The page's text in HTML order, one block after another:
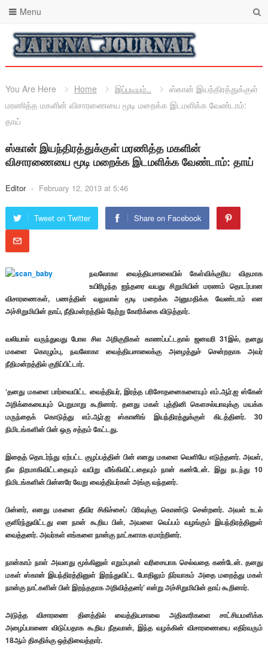
Menu
You Are Here Home இப்படியும்..
ஸ்கான் இயந்திரத்துக்குள்
மரணித்த மகளின் விசாரணையை மூடி மறைக்க இடமளிக்க வேண்டாம்:
தாய்
ஸ்கான் இயந்திரத்துக்குள் மரணித்த மகளின்
விசாரணையை மூடி மறைக்க இடமளிக்க வேண்டாம்: தாய்
Editor - February 12, 2013 at 5:46
Tweet on Twitter Share on Facebook
நவலோகா வைத்தியசாலையில் கேள்விக்குரிய விதமாக
உயிரிழந்த ஐந்தரை வயது சிறுமியின் மரணம் தொடர்பான
விசாரணைகள், பணத்தின் வலுவால் மூடி மறைக்க அனுமதிக்க வேண்டாம் என
அச்சிறுமியின் தாய், நீதிமன்றத்தில் நேற்று கோரிக்கை விடுத்தார்.
வலியால் வருந்துவது போல சில அறிகுறிகள் காணப்பட்டதால் ஜனவரி 31இல், தனது
மகளை கொழும்பு, நவலோகா வைத்தியசாலைக்கு அழைத்துச் சென்றதாக அவர்
நீதிமன்றத்தில் குறிப்பிட்டார்.
‘தனது மகளை பார்வையிட்ட வைத்தியர், இரத்த பரிசோதனைகளையும் எம்.ஆர்.ஐ ஸ்கேன்
அறிக்கையையும் பெறுமாறு கூறினார். தனது மகள் புத்தினி கௌசல்யாவுக்கு மயக்க
மருந்தைக் கொடுத்து எம்.ஆர்.ஐ ஸ்கானிங் இயந்திரத்துக்குள் கிடத்தினர். 30
நிமிடங்களின் பின் ஒரு சத்தம் கேட்டது.
இதைத் தொடர்ந்து ஏற்பட்ட குழப்பத்தின் பின் எனது மகளை வெளியே எடுத்தனர். அவள்,
நீல நிறமாகிவிட்டதையும் வயிறு வீங்கிவிட்டதையும் நான் கண்டேன். இது நடந்து 10
நிமிடங்களின் பின்னரே வேறு வைத்தியர்கள் அங்கு வந்தனர்.
பின்னர், எனது மகளை தீவிர சிகிச்சைப் பிரிவுக்கு கொண்டு சென்றனர். அவள் உடல்
குளிர்ந்துவிட்டது என நான் கூறிய பின், அவளை வெப்பம் வழங்கும் இயந்திரத்தினுள்
வைத்தனர். அவர்கள் எங்களை நான்கு நாட்களாக ஏமாற்றினர்.
நான்காம் நாள் அவளது மூக்கினுள் எறும்புகள் வரிசையாக செல்வதை கண்டேன். தனது
மகள் ஸ்கான் இயந்திரத்தினுள் இறந்துவிட்ட போதிலும் நிர்வாகம் அதை மறைத்து மகள்
நான்கு நாட்களின் பின் இறந்ததாக அறிவித்தனர்’ என்று அச்சிறுமியின் தாய் கூறினார்.
அடுத்த விசாரணை தினத்தில் வைத்தியசாலை அதிகாரிகளை சாட்சியமளிக்க
அழைப்பாணை விடுப்பதாக கூறிய நீதவான், இந்த வழக்கின் விசாரணையை எதிர்வரும்
18ஆம் திகதிக்கு ஒத்திவைத்தார்.